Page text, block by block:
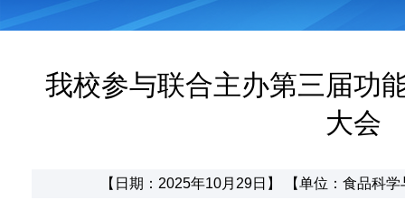
我校参与联合主办第三届功
大会
【日期：2025年10月29日】 【单位：食品科